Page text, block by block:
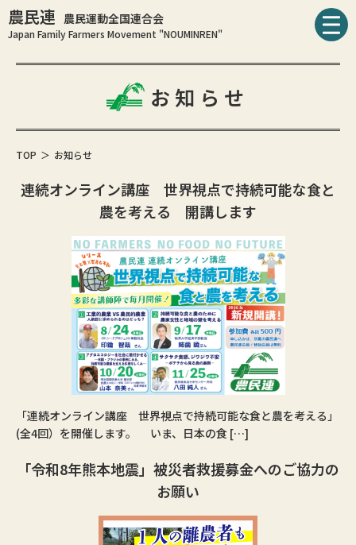
農民連 農民運動全国連合会
Japan Family Farmers Movement "NOUMINREN"
お知らせ
TOP お知らせ
連続オンライン講座 世界視点で持続可能な食と
農を考える 開講します
「連続オンライン講座 世界視点で持続可能な食と農を考える」
(全4回）を開催します。 いま、日本の食 […]
「令和8年熊本地震」被災者救援募金へのご協力の
お願い